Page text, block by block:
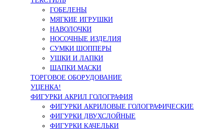
ГОБЕЛЕНЫ
МЯГКИЕ ИГРУШКИ
НАВОЛОЧКИ
НОСОЧНЫЕ ИЗДЕЛИЯ
СУМКИ ШОППЕРЫ
УШКИ И ЛАПКИ
ШАПКИ МАСКИ
ТОРГОВОЕ ОБОРУДОВАНИЕ
УЦЕНКА!
ФИГУРКИ АКРИЛ ГОЛОГРАФИЯ
ФИГУРКИ АКРИЛОВЫЕ ГОЛОГРАФИЧЕСКИЕ
ФИГУРКИ ДВУХСЛОЙНЫЕ
ФИГУРКИ КАЧЕЛЬКИ